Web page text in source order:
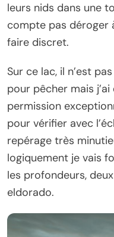
leurs nids dans une
compte pas déroger
faire discret.
Sur ce lac, il n’est
pour pêcher mais
permission
pour vérifier avec
repérage très
logiquement je vais
les profondeurs,
eldorado.